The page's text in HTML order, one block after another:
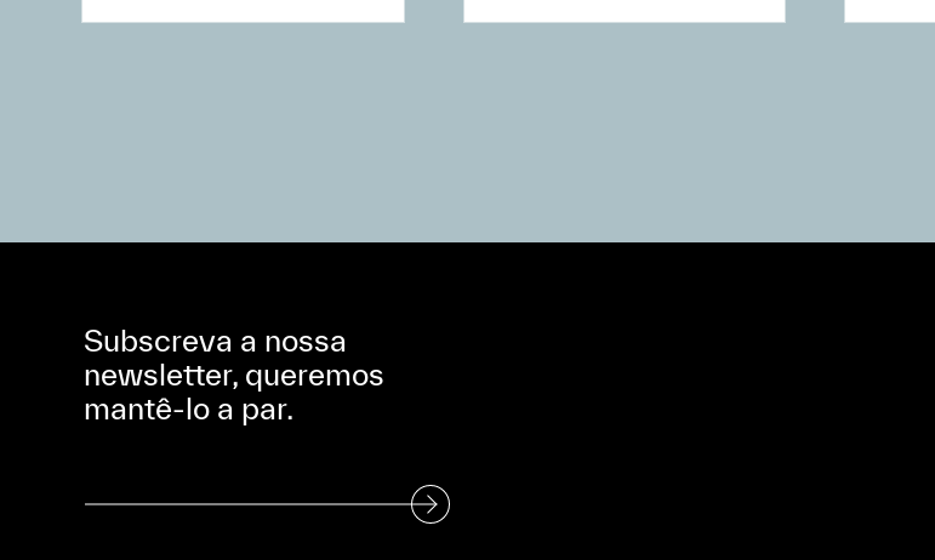
Subscreva a nossa
newsletter, queremos
mantê-lo a par.
Subscreva a nossa Newsletter